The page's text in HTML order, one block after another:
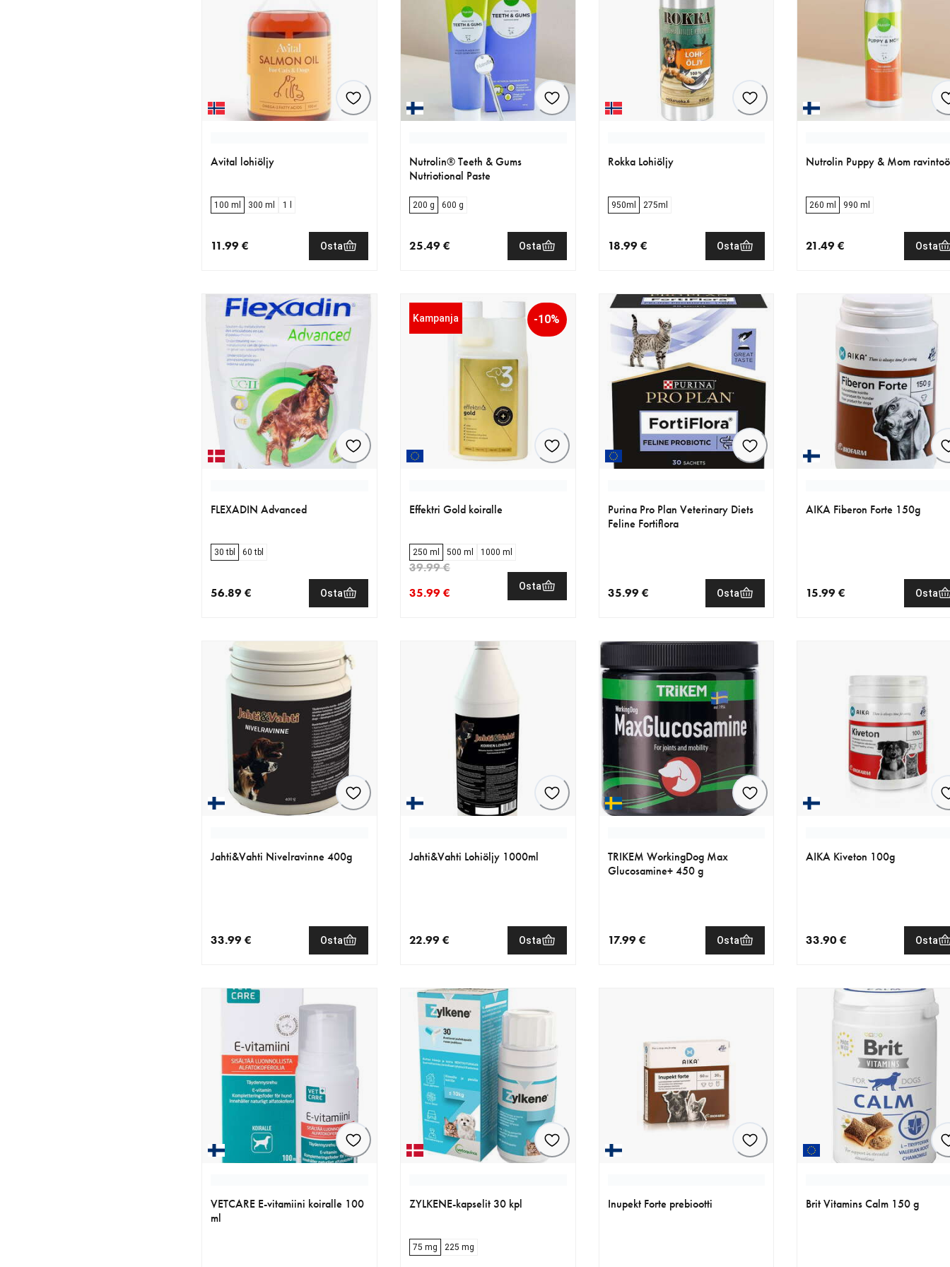
Avital lohiöljy
100 ml 300 ml 1 l
11.99 € Osta
Nutrolin® Teeth & Gums
Nutriotional Paste
200 g 600 g
25.49 € Osta
Rokka Lohiöljy
950ml 275ml
18.99 € Osta
Nutrolin Puppy & Mom
260 ml 990 ml
21.49 € Osta
FLEXADIN Advanced
30 tbl 60 tbl
56.89 € Osta
Kampanja -10%
Effektri Gold koiralle
250 ml 500 ml 1000 ml
35.99 €
39.99 €
Osta
Purina Pro Plan Veterinary Diets
Feline Fortiflora
35.99 € Osta
AIKA Fiberon Forte 150g
15.99 € Osta
Jahti&Vahti Nivelravinne 400g
33.99 € Osta
Jahti&Vahti Lohiöljy 1000ml
22.99 € Osta
TRIKEM WorkingDog Max
Glucosamine+ 450 g
17.99 € Osta
AIKA Kiveton 100g
33.90 € Osta
VETCARE E-vitamiini koiralle 100
ml
ZYLKENE-kapselit 30 kpl
75 mg 225 mg
Inupekt Forte prebiootti Brit Vitamins Calm 150 g